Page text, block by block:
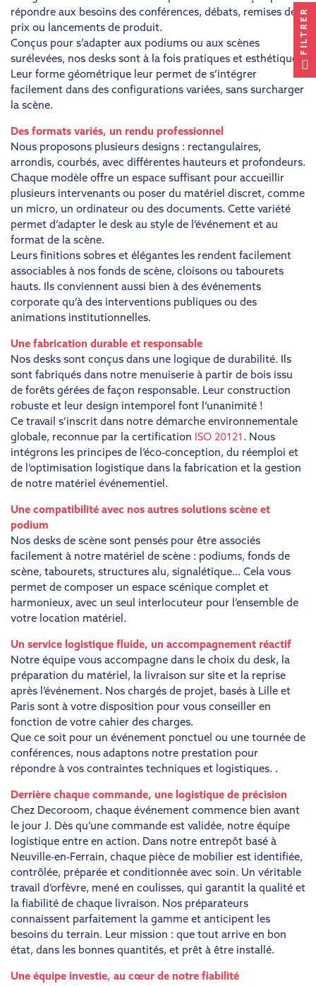
répondre aux besoins des conférences, débats, remises de
prix ou lancements de produit.
Conçus pour s’adapter aux podiums ou aux scènes
surélevées, nos desks sont à la fois pratiques et esthétiques.
Leur forme géométrique leur permet de s’intégrer
facilement dans des configurations variées, sans surcharger
la scène.
Des formats variés, un rendu professionnel
Nous proposons plusieurs designs : rectangulaires,
arrondis, courbés, avec différentes hauteurs et profondeurs.
Chaque modèle offre un espace suffisant pour accueillir
plusieurs intervenants ou poser du matériel discret, comme
un micro, un ordinateur ou des documents. Cette variété
permet d’adapter le desk au style de l’événement et au
format de la scène.
Leurs finitions sobres et élégantes les rendent facilement
associables à nos fonds de scène, cloisons ou tabourets
hauts. Ils conviennent aussi bien à des événements
corporate qu’à des interventions publiques ou des
animations institutionnelles.
Une fabrication durable et responsable
Nos desks sont conçus dans une logique de durabilité. Ils
sont fabriqués dans notre menuiserie à partir de bois issu
de forêts gérées de façon responsable. Leur construction
robuste et leur design intemporel font l’unanimité !
Ce travail s’inscrit dans notre démarche environnementale
globale, reconnue par la certification ISO 20121 . Nous
intégrons les principes de l’éco-conception, du réemploi et
de l’optimisation logistique dans la fabrication et la gestion
de notre matériel événementiel.
Une compatibilité avec nos autres solutions scène et
podium
Nos desks de scène sont pensés pour être associés
facilement à notre matériel de scène : podiums, fonds de
scène, tabourets, structures alu, signalétique… Cela vous
permet de composer un espace scénique complet et
harmonieux, avec un seul interlocuteur pour l’ensemble de
votre location matériel.
Un service logistique fluide, un accompagnement réactif
Notre équipe vous accompagne dans le choix du desk, la
préparation du matériel, la livraison sur site et la reprise
après l’événement. Nos chargés de projet, basés à Lille et
Paris sont à votre disposition pour vous conseiller en
fonction de votre cahier des charges.
Que ce soit pour un événement ponctuel ou une tournée de
conférences, nous adaptons notre prestation pour
répondre à vos contraintes techniques et logistiques. .
Derrière chaque commande, une logistique de précision
Chez Decoroom, chaque événement commence bien avant
le jour J. Dès qu’une commande est validée, notre équipe
logistique entre en action. Dans notre entrepôt basé à
Neuville-en-Ferrain, chaque pièce de mobilier est identifiée,
contrôlée, préparée et conditionnée avec soin. Un véritable
travail d’orfèvre, mené en coulisses, qui garantit la qualité et
la fiabilité de chaque livraison. Nos préparateurs
connaissent parfaitement la gamme et anticipent les
besoins du terrain. Leur mission : que tout arrive en bon
état, dans les bonnes quantités, et prêt à être installé.
Une équipe investie, au cœur de notre fiabilité
FILTRER